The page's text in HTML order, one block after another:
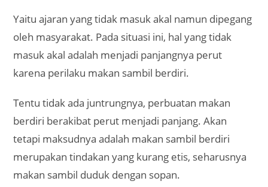
Yaitu ajaran yang tidak masuk akal namun dipegang
oleh masyarakat. Pada situasi ini, hal yang tidak
masuk akal adalah menjadi panjangnya perut
karena perilaku makan sambil berdiri.
Tentu tidak ada juntrungnya, perbuatan makan
berdiri berakibat perut menjadi panjang. Akan
tetapi maksudnya adalah makan sambil berdiri
merupakan tindakan yang kurang etis, seharusnya
makan sambil duduk dengan sopan.